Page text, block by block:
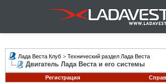
Лада Веста Клуб > Технический раздел Лада Веста
Двигатель Лада Веста и его системы
Регистрация